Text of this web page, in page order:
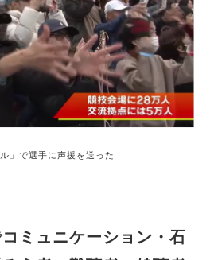
」で選手に声援を送った
ミュニケーション・石